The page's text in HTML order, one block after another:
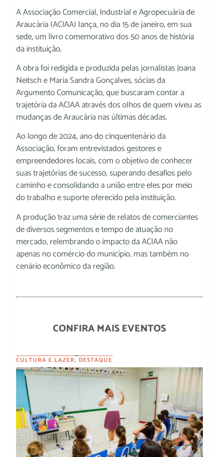
A Associação Comercial, Industrial e Agropecuária de
Araucária (ACIAA) lança, no dia 15 de janeiro, em sua
sede, um livro comemorativo dos 50 anos de história
da instituição.
A obra foi redigida e produzida pelas jornalistas Joana
Neitsch e Maria Sandra Gonçalves, sócias da
Argumento Comunicação, que buscaram contar a
trajetória da ACIAA através dos olhos de quem viveu as
mudanças de Araucária nas últimas décadas.
Ao longo de 2024, ano do cinquentenário da
Associação, foram entrevistados gestores e
empreendedores locais, com o objetivo de conhecer
suas trajetórias de sucesso, superando desafios pelo
caminho e consolidando a união entre eles por meio
do trabalho e suporte oferecido pela instituição.
A produção traz uma série de relatos de comerciantes
de diversos segmentos e tempo de atuação no
mercado, relembrando o impacto da ACIAA não
apenas no comércio do município, mas também no
cenário econômico da região.
CONFIRA MAIS EVENTOS
CULTURA E LAZER, DESTAQUE